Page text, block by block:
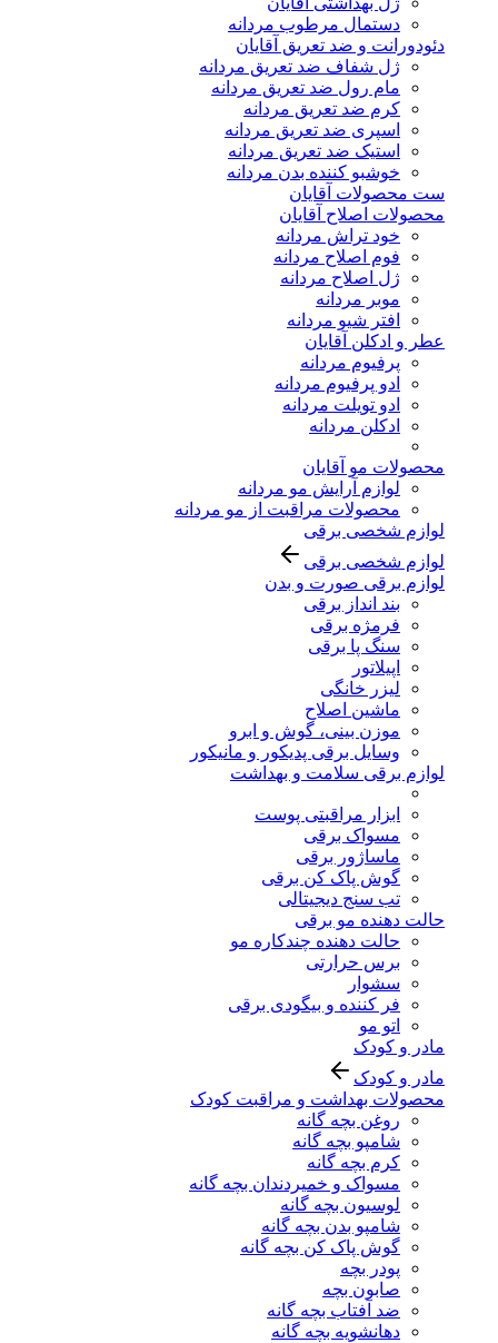
دستمال مرطوب مردانه
دئودورانت و ضد تعریق آقایان
ژل شفاف ضد تعریق مردانه
مام رول ضد تعریق مردانه
کرم ضد تعریق مردانه
اسپری ضد تعریق مردانه
استیک ضد تعریق مردانه
خوشبو کننده بدن مردانه
ست محصولات آقایان
محصولات اصلاح آقایان
خود تراش مردانه
فوم اصلاح مردانه
ژل اصلاح مردانه
موبر مردانه
افتر شیو مردانه
عطر و ادکلن آقایان
پرفیوم مردانه
ادو پرفیوم مردانه
ادو تویلت مردانه
ادکلن مردانه
محصولات مو آقایان
لوازم آرایش مو مردانه
محصولات مراقبت از مو مردانه
لوازم شخصی برقی
لوازم شخصی برقی
لوازم برقی صورت و بدن
بند انداز برقی
فرمژه برقی
سنگ پا برقی
اپیلاتور
لیزر خانگی
ماشین اصلاح
موزن بینی، گوش و ابرو
وسایل برقی پدیکور و مانیکور
لوازم برقی سلامت و بهداشت
ابزار مراقبتی پوست
مسواک برقی
ماساژور برقی
گوش پاک کن برقی
تب سنج دیجیتالی
حالت دهنده مو برقی
حالت دهنده چندکاره مو
برس حرارتی
سشوار
فر کننده و بیگودی برقی
اتو مو
مادر و کودک
مادر و کودک
محصولات بهداشت و مراقبت کودک
روغن بچه گانه
شامپو بچه گانه
کرم بچه گانه
مسواک و خمیردندان بچه گانه
لوسیون بچه گانه
شامپو بدن بچه گانه
گوش پاک کن بچه گانه
پودر بچه
صابون بچه
ضد آفتاب بچه گانه
دهانشویه بچه گانه